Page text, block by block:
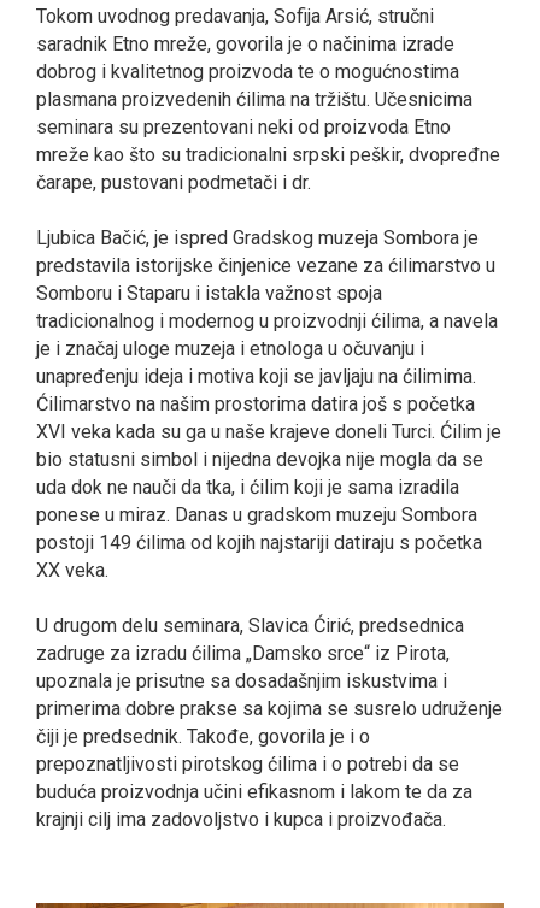
Tokom uvodnog predavanja, Sofija Arsić, stručni
saradnik Etno mreže, govorila je o načinima izrade
dobrog i kvalitetnog proizvoda te o mogućnostima
plasmana proizvedenih ćilima na tržištu. Učesnicima
seminara su prezentovani neki od proizvoda Etno
mreže kao što su tradicionalni srpski peškir, dvopređne
čarape, pustovani podmetači i dr.
Ljubica Bačić, je ispred Gradskog muzeja Sombora je
predstavila istorijske činjenice vezane za ćilimarstvo u
Somboru i Staparu i istakla važnost spoja
tradicionalnog i modernog u proizvodnji ćilima, a navela
je i značaj uloge muzeja i etnologa u očuvanju i
unapređenju ideja i motiva koji se javlјaju na ćilimima.
Ćilimarstvo na našim prostorima datira još s početka
XVI veka kada su ga u naše krajeve doneli Turci. Ćilim je
bio statusni simbol i nijedna devojka nije mogla da se
uda dok ne nauči da tka, i ćilim koji je sama izradila
ponese u miraz. Danas u gradskom muzeju Sombora
postoji 149 ćilima od kojih najstariji datiraju s početka
XX veka.
U drugom delu seminara, Slavica Ćirić, predsednica
zadruge za izradu ćilima „Damsko srce“ iz Pirota,
upoznala je prisutne sa dosadašnjim iskustvima i
primerima dobre prakse sa kojima se susrelo udruženje
čiji je predsednik. Takođe, govorila je i o
prepoznatlјivosti pirotskog ćilima i o potrebi da se
buduća proizvodnja učini efikasnom i lakom te da za
krajnji cilј ima zadovolјstvo i kupca i proizvođača.